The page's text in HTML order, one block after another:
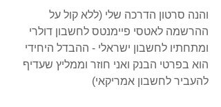
והנה סרטון הדרכה שלי (ללא קול על
ההרשמה לאטסי פיימנטס לחשבון דולרי
ומתחתיו לחשבון ישראלי - ההבדל היחידי
הוא בפרטי הבנק ואני חוזר וממליץ שעדיף
להעביר לחשבון אמריקאי)